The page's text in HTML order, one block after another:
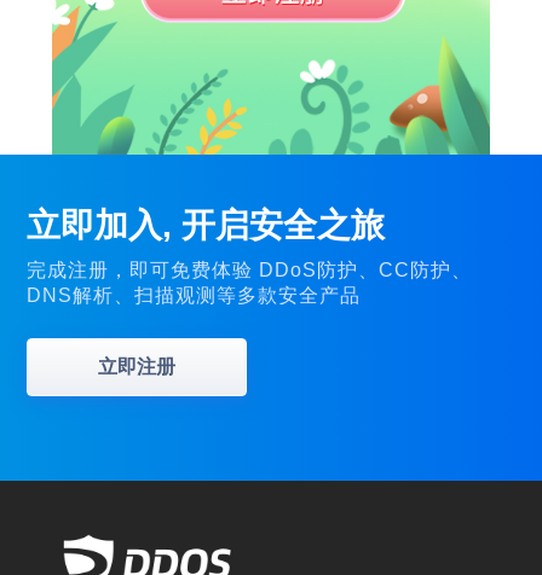
立即加入, 开启安全之旅
完成注册，即可免费体验 DDoS防护、CC防护、
DNS解析、扫描观测等多款安全产品
立即注册